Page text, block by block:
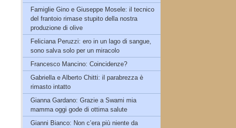
Famiglie Gino e Giuseppe Mosele: il tecnico
del frantoio rimase stupito della nostra
produzione di olive
Feliciana Peruzzi: ero in un lago di sangue,
sono salva solo per un miracolo
Francesco Mancino: Coincidenze?
Gabriella e Alberto Chitti: il parabrezza è
rimasto intatto
Gianna Gardano: Grazie a Swami mia
mamma oggi gode di ottima salute
Gianni Bianco: Non c’era più niente da